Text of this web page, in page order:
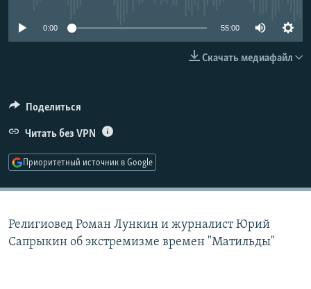
Все сайты РСЕ/РС
0:00 55:00
Скачать медиафайл
Поделиться
Читать без VPN
Приоритетный источник в Google
Религиовед Роман Лункин и журналист Юрий
Сапрыкин об экстремизме времен "Матильды"